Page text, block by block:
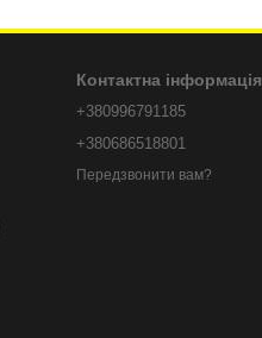
Контактна інформація
+380996791185
+380686518801
Передзвонити вам?